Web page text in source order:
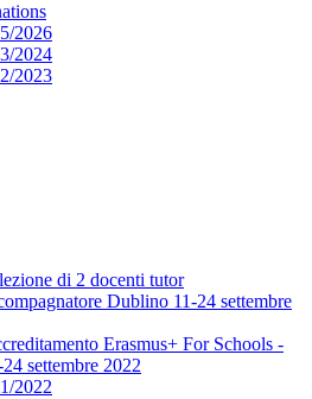
2026
2024
2023
di 2 docenti tutor
Dublino 11-24 settembre
Erasmus+ For Schools -
24 settembre 2022
2022